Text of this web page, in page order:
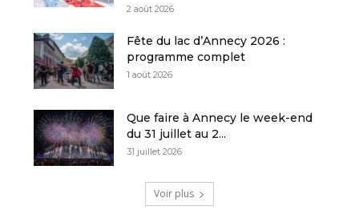
2 août 2026
Fête du lac d’Annecy 2026 :
programme complet
1 août 2026
Que faire à Annecy le week-end
du 31 juillet au 2...
31 juillet 2026
Voir plus